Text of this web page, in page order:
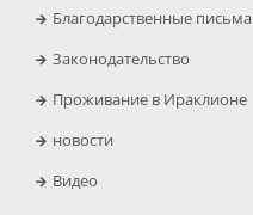
Благодарственные письма
Законодательство
Проживание в Ираклионе
новости
Видео